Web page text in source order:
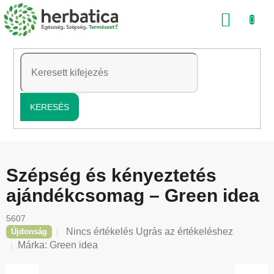
Ugrás
a
tartalomhoz
KERESÉS
Szépség és kényeztetés
ajándékcsomag – Green idea
5607
Újdonság
A
termék
Nincs értékelés Ugrás az értékeléshez
Márka: Green idea